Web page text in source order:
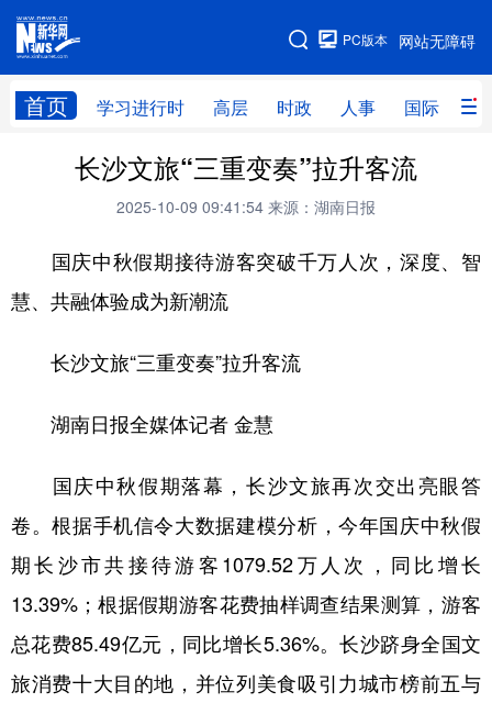
网站无障碍
PC版本
首页 学习进行时 高层 时政 人事 国际 财
网站地图
学习进行时 高层 时政 人事
财经 网评
台湾 思客智库 全球连线 教育
科技 科创
文化 书画 健康
法律 中央文件
食品 人居 信息化 数字经济
学术中国 乡村振兴 银龄 溯源中国
城市 旅游 能源 会展
公益 一带一路 亚太网 上市公司
长沙文旅“三重变奏”拉升客流
2025-10-09 09:41:54 来源：湖南日报
国庆中秋假期接待游客突破千万人次，深度、智
慧、共融体验成为新潮流
长沙文旅“三重变奏”拉升客流
湖南日报全媒体记者 金慧
国庆中秋假期落幕，长沙文旅再次交出亮眼答
卷。根据手机信令大数据建模分析，今年国庆中秋假
期长沙市共接待游客1079.52万人次，同比增长
13.39%；根据假期游客花费抽样调查结果测算，游客
总花费85.49亿元，同比增长5.36%。长沙跻身全国文
旅消费十大目的地，并位列美食吸引力城市榜前五与